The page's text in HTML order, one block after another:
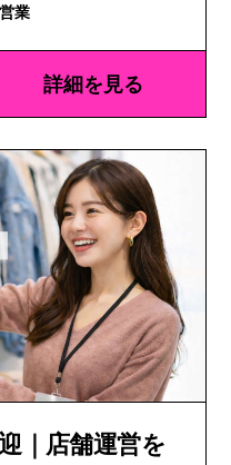
業
詳細を見る
｜店舗運営を